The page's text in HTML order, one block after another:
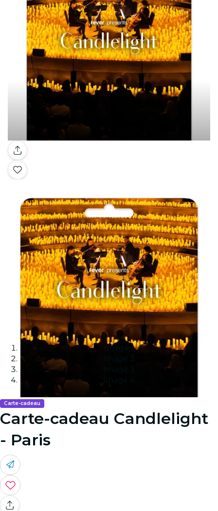
Galerie
Image 1
Image 2
Image 3
Image 4
Carte-cadeau
Carte-cadeau Candlelight
- Paris